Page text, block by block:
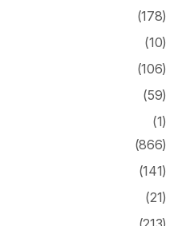
(178)
(10)
(106)
(59)
(1)
(866)
(141)
(21)